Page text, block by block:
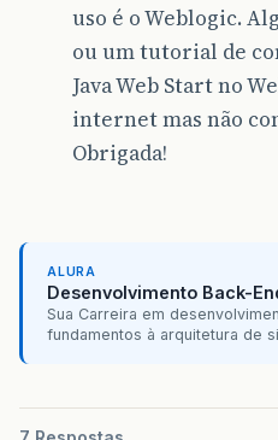
uso é o Weblogic.
ou um tutorial de
Java Web Start no
internet mas não
Obrigada!
ALURA
Desenvolvimento Back-
Sua Carreira em
fundamentos à arquitetura de